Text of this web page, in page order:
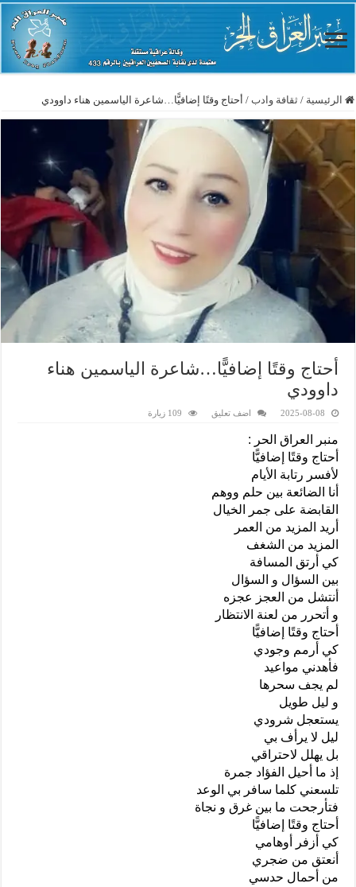
الرئيسية / ثقافة وادب / أحتاج وقتًا إضافيًّا…شاعرة الياسمين هناء داوودي
أحتاج وقتًا إضافيًّا…شاعرة الياسمين هناء
داوودي
2025-08-08 اضف تعليق 109 زيارة
منبر العراق الحر :
أحتاج وقتًا إضافيًّا
لأفسر رتابة الأيام
أنا الضائعة بين حلم ووهم
القابضة على جمر الخيال
أريد المزيد من العمر
المزيد من الشغف
كي أرتق المسافة
بين السؤال و السؤال
أنتشل من العجز عجزه
و أتحرر من لعنة الانتظار
أحتاج وقتًا إضافيًّا
كي أرمم وجودي
فأهدني مواعيد
لم يجف سحرها
و ليل طويل
يستعجل شرودي
ليل لا يرأف بي
بل يهلل لاحتراقي
إذ ما أحيل الفؤاد جمرة
تلسعني كلما سافر بي الوعد
فتأرجحت ما بين غرق و نجاة
أحتاج وقتًا إضافيًّا
كي أزفر أوهامي
أنعتق من ضجري
من أحمال حدسي